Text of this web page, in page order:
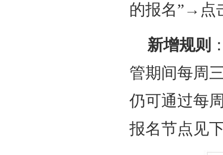
的报名”→点
新增规则
管期间每周
仍可通过每
报名节点见